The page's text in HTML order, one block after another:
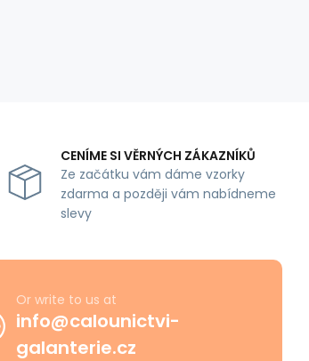
CENÍME SI VĚRNÝCH ZÁKAZNÍKŮ
Ze začátku vám dáme vzorky
zdarma a později vám nabídneme
slevy
Or write to us at
info@calounictvi-
galanterie.cz